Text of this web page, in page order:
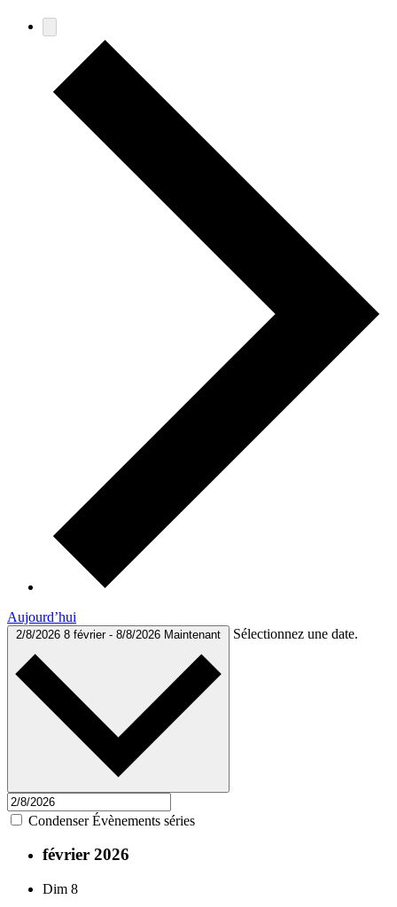
Aujourd’hui
2/8/2026 8 février - 8/8/2026 Maintenant Sélectionnez une date.
Condenser Évènements séries
février 2026
Dim 8